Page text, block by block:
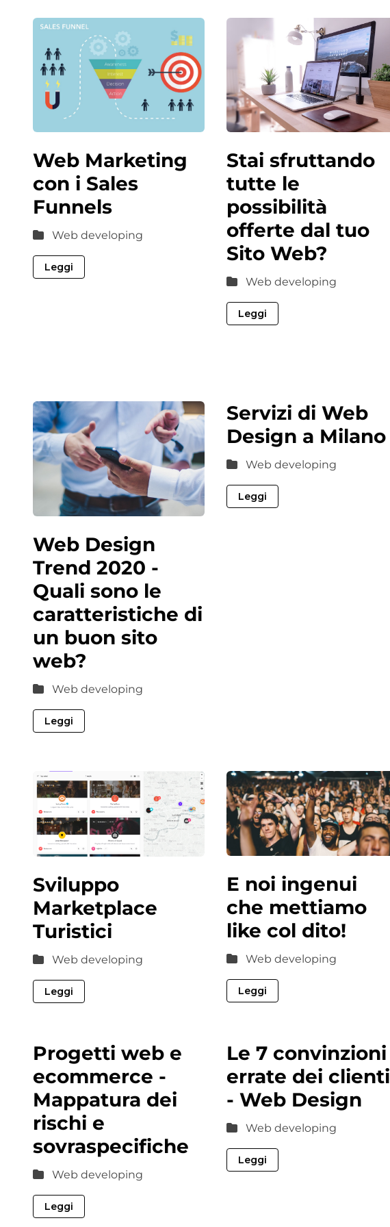
Web Marketing
con i Sales
Funnels
Web developing
Leggi
Stai sfruttando
tutte le
possibilità
offerte dal tuo
Sito Web?
Web developing
Leggi
Web Design
Trend 2020 -
Quali sono le
caratteristiche di
un buon sito
web?
Web developing
Leggi
Servizi di Web
Design a Milano
Web developing
Leggi
Sviluppo
Marketplace
Turistici
Web developing
Leggi
E noi ingenui
che mettiamo
like col dito!
Web developing
Leggi
Progetti web e
ecommerce -
Mappatura dei
rischi e
sovraspecifiche
Web developing
Leggi
Le 7 convinzioni
errate dei clienti
- Web Design
Web developing
Leggi